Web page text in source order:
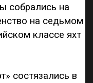
собрались на
на седьмом
классе яхт
состязались в